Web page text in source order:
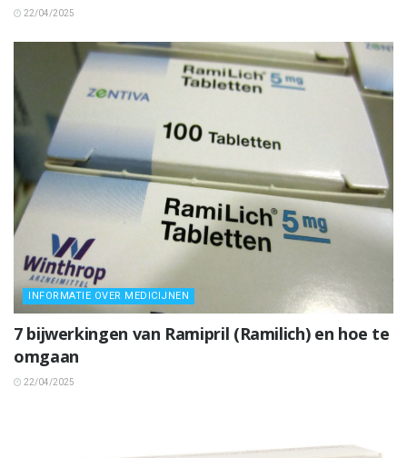
22/04/2025
INFORMATIE OVER MEDICIJNEN
7 bijwerkingen van Ramipril (Ramilich) en hoe te
omgaan
22/04/2025